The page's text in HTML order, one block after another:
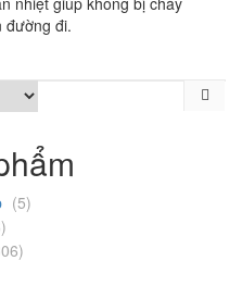
đường đi.
(5)